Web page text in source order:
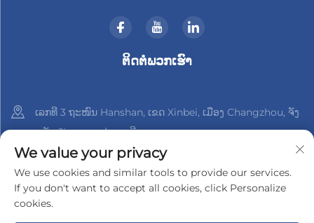
ຕິດຕໍ່ພວກເຮົາ
ເລກທີ 3 ຖະໜົນ Hanshan, ເຂດ Xinbei, ເມືອງ Changzhou, ຈັງ
ຫວັດ Jiangsu, ປະເທດຈີນ
+86-18961288218
[email protected]
We value your privacy
We use cookies and similar tools to provide our services.
If you don't want to accept all cookies, click Personalize
cookies.